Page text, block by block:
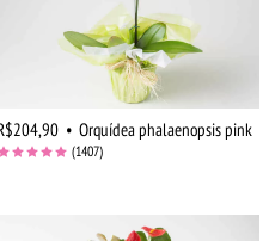
• Orquídea phalaenopsis pink
(1407)